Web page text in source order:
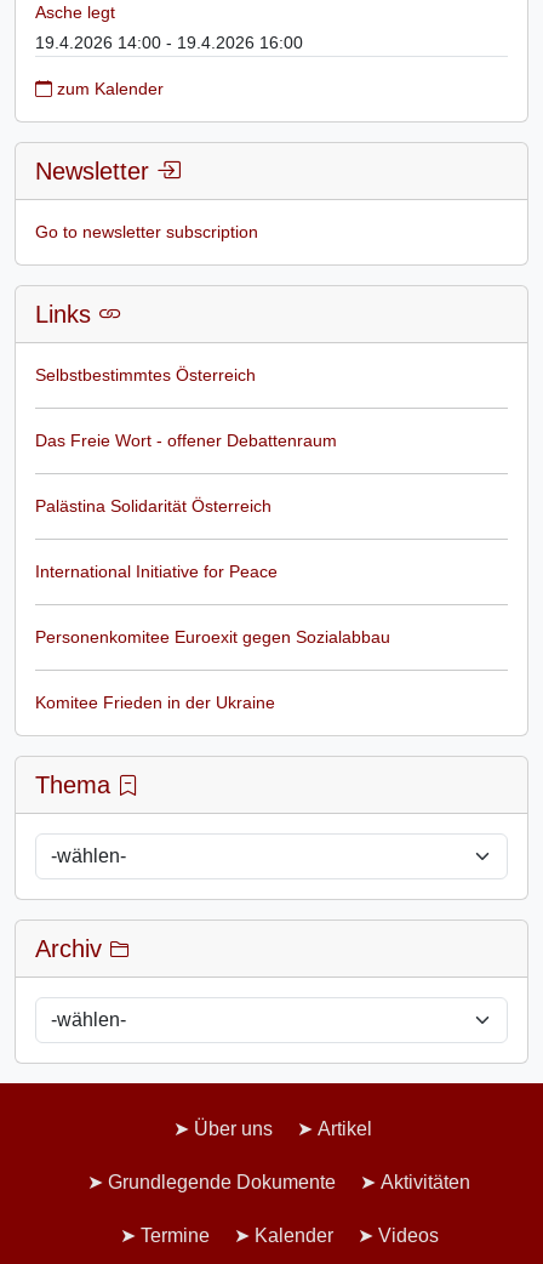
Asche legt
19.4.2026 14:00 - 19.4.2026 16:00
zum Kalender
Newsletter
Go to newsletter subscription
Links
Selbstbestimmtes Österreich
Das Freie Wort - offener Debattenraum
Palästina Solidarität Österreich
International Initiative for Peace
Personenkomitee Euroexit gegen Sozialabbau
Komitee Frieden in der Ukraine
Thema
Archiv
Über uns Artikel
Grundlegende Dokumente Aktivitäten
Termine Kalender Videos